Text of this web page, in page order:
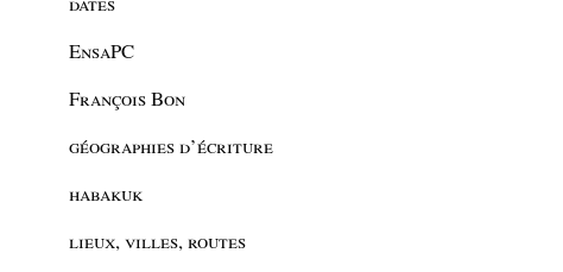
EnsaPC
François Bon
géographies d’écriture
habakuk
lieux, villes, routes